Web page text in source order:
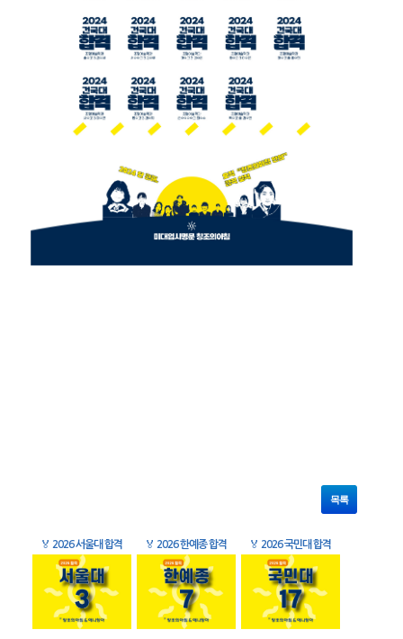
목록
🏅 2026 서울대 합격 🏅 2026 한예종 합격 🏅 2026 국민대 합격